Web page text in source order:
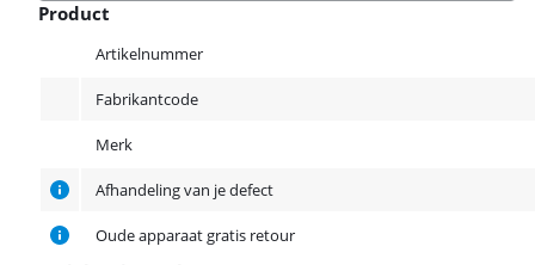
Product
Artikelnummer
Fabrikantcode
Merk
Afhandeling van je defect
Oude apparaat gratis retour